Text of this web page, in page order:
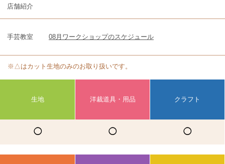
店舗紹介
手芸教室 08月ワークショップのスケジュール
※△はカット生地のみのお取り扱いです。
生地 洋裁道具・用品 クラフト
◯ ◯ ◯